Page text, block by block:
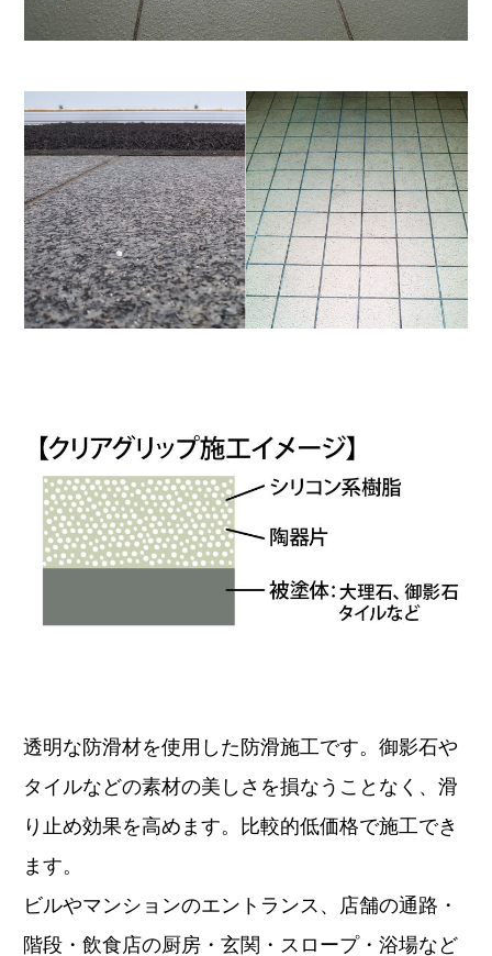
透明な防滑材を使用した防滑施工です。御影石や
タイルなどの素材の美しさを損なうことなく、滑
り止め効果を高めます。比較的低価格で施工でき
ます。
ビルやマンションのエントランス、店舗の通路・
階段・飲食店の厨房・玄関・スロープ・浴場など